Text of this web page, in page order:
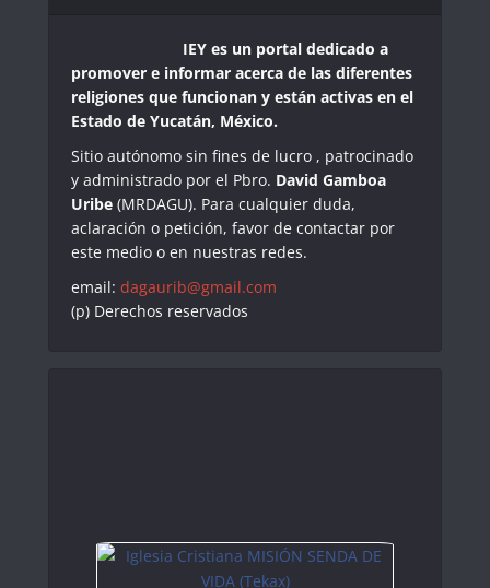
IEY es un portal dedicado a
promover e informar acerca de las diferentes
religiones que funcionan y están activas en el
Estado de Yucatán, México.
Sitio autónomo sin fines de lucro , patrocinado
y administrado por el Pbro. David Gamboa
Uribe (MRDAGU). Para cualquier duda,
aclaración o petición, favor de contactar por
este medio o en nuestras redes.
email: dagaurib@gmail.com
(p) Derechos reservados